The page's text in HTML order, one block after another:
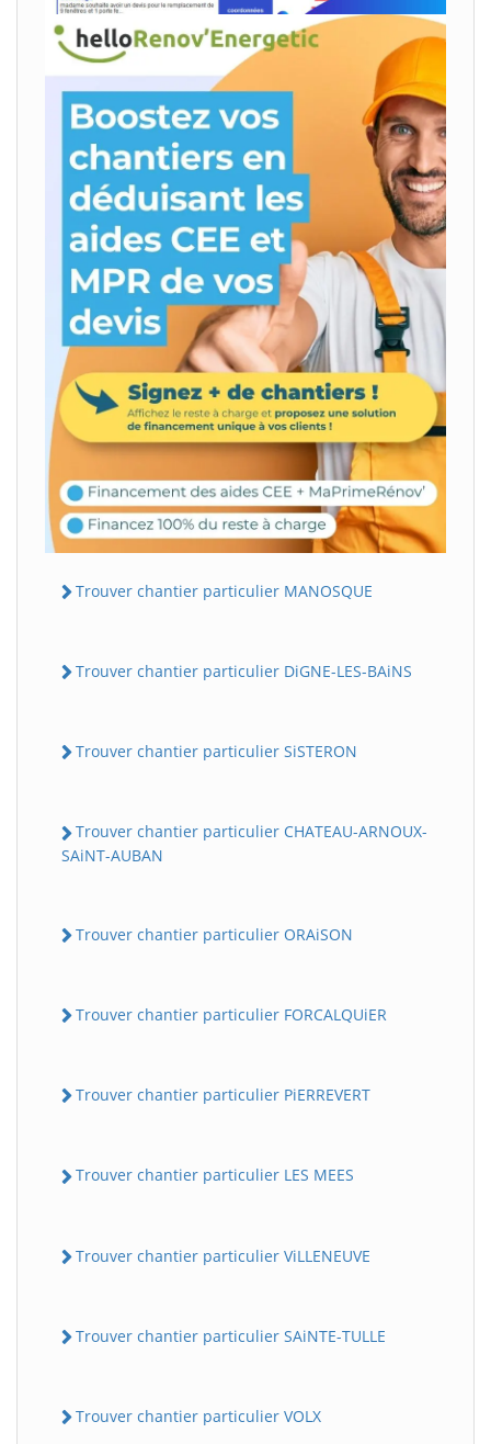
Trouver chantier particulier MANOSQUE
Trouver chantier particulier DiGNE-LES-BAiNS
Trouver chantier particulier SiSTERON
Trouver chantier particulier CHATEAU-ARNOUX-
SAiNT-AUBAN
Trouver chantier particulier ORAiSON
Trouver chantier particulier FORCALQUiER
Trouver chantier particulier PiERREVERT
Trouver chantier particulier LES MEES
Trouver chantier particulier ViLLENEUVE
Trouver chantier particulier SAiNTE-TULLE
Trouver chantier particulier VOLX